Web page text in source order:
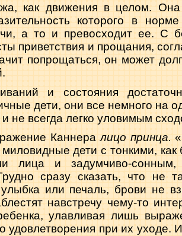
как движения в целом.
которого в
а то и превосходит ее. С
приветствия и прощания,
попрощаться, он может
и состояния
дети, они все немного на
не всегда легко уловимым
Каннералицо принца.
дети с тонкими,
лица и задумчиво-
сразу сказать, что не
или печаль, брови не
навстречу чему-то
улавливая лишь
удовлетворения при их уходе.